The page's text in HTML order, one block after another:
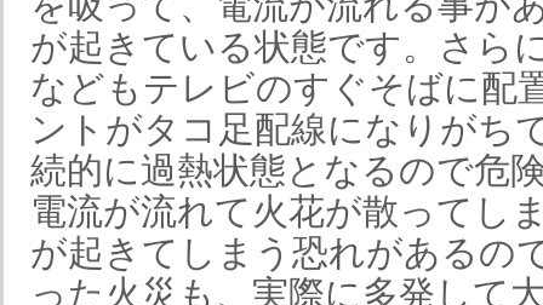
が起きている状態です。さら
などもテレビのすぐそばに配
ントがタコ足配線になりがち
続的に過熱状態となるので危
電流が流れて火花が散ってし
が起きてしまう恐れがあるの
った火災も、実際に多発して